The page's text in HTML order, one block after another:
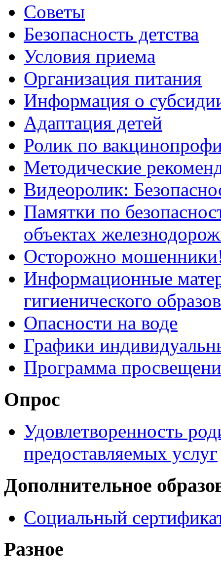
Советы
Безопасность детства
Условия приема
Организация питания
Информация о
Адаптация детей
Ролик по
Методические
Видеоролик:
Памятки по
объектах
Осторожно
Информационные
гигиенического
Опасности на воде
Графики
Программа
Опрос
Удовлетворенность
предоставляемых услуг
Дополнительное
Социальный
Разное